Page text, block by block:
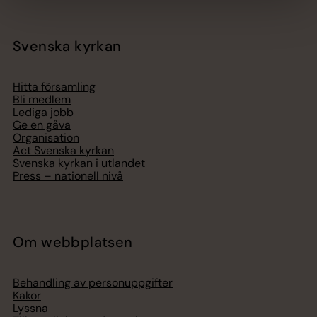
Svenska kyrkan
Hitta församling
Bli medlem
Lediga jobb
Ge en gåva
Organisation
Act Svenska kyrkan
Svenska kyrkan i utlandet
Press – nationell nivå
Om webbplatsen
Behandling av personuppgifter
Kakor
Lyssna